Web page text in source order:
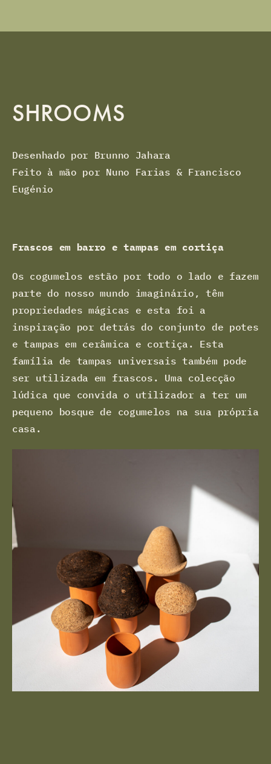
SHROOMS
Desenhado por Brunno Jahara
Feito à mão por Nuno Farias & Francisco
Eugénio
Frascos em barro e tampas em cortiça
Os cogumelos estão por todo o lado e fazem
parte do nosso mundo imaginário, têm
propriedades mágicas e esta foi a
inspiração por detrás do conjunto de potes
e tampas em cerâmica e cortiça. Esta
família de tampas universais também pode
ser utilizada em frascos. Uma colecção
lúdica que convida o utilizador a ter um
pequeno bosque de cogumelos na sua própria
casa.